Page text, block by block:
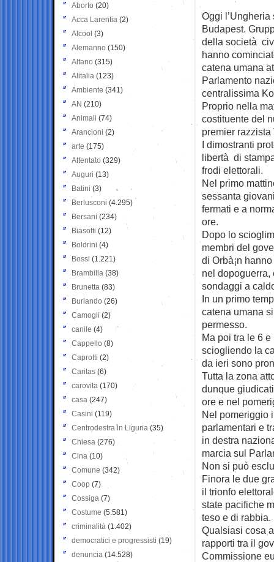
Oggi
Budapest.
della società
hanno
catena umana
Parlamento
centralissima
Proprio nella
costituente del
premier razzista
I dimostranti
libertà di
frodi elettorali.
Nel primo
sessanta
fermati e a
ore.
Dopo lo
membri del
di Orbà¡n
nel dopoguerra,
sondaggi a
In un primo
catena umana
permesso.
Ma poi tra le 6
sciogliendo la
da ieri sono
Tutta la zona
dunque
ore e nel
Nel pomeriggio
parlamentari e
in destra
marcia sul
Non si può
Finora le due
il trionfo
state pacifiche
teso e di rabbia.
Qualsiasi cosa
rapporti tra il
Commissione
Aborto (20)
Acca Larentia (2)
Alcool (3)
Alemanno (150)
Alfano (315)
Alitalia (123)
Ambiente (341)
AN (210)
Animali (74)
Arancioni (2)
arte (175)
Attentato (329)
Auguri (13)
Batini (3)
Berlusconi (4.295)
Bersani (234)
Biasotti (12)
Boldrini (4)
Bossi (1.221)
Brambilla (38)
Brunetta (83)
Burlando (26)
Camogli (2)
canile (4)
Cappello (8)
Caprotti (2)
Caritas (6)
carovita (170)
casa (247)
Casini (119)
Centrodestra in Liguria (35)
Chiesa (276)
Cina (10)
Comune (342)
Coop (7)
Cossiga (7)
Costume (5.581)
criminalità (1.402)
democratici e progressisti (19)
denuncia (14.528)